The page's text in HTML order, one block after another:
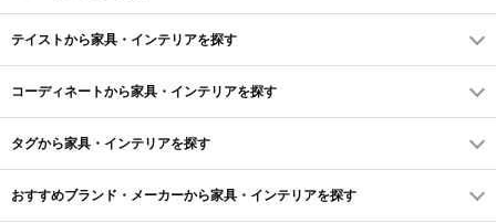
テイストから家具・インテリアを探す
コーディネートから家具・インテリアを探す
タグから家具・インテリアを探す
おすすめブランド・メーカーから家具・インテリアを探す